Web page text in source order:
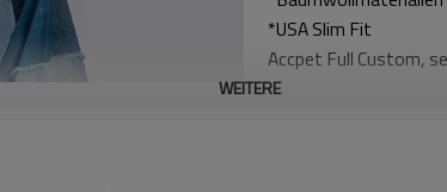
*USA Slim Fit
Accpet Full Custom,
WEITERE